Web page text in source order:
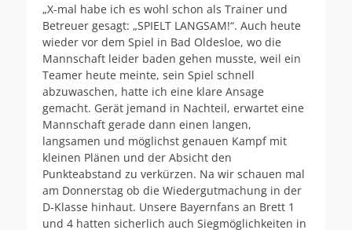
„X-mal habe ich es wohl schon als Trainer und
Betreuer gesagt: „SPIELT LANGSAM!“. Auch heute
wieder vor dem Spiel in Bad Oldesloe, wo die
Mannschaft leider baden gehen musste, weil ein
Teamer heute meinte, sein Spiel schnell
abzuwaschen, hatte ich eine klare Ansage
gemacht. Gerät jemand in Nachteil, erwartet eine
Mannschaft gerade dann einen langen,
langsamen und möglichst genauen Kampf mit
kleinen Plänen und der Absicht den
Punkteabstand zu verkürzen. Na wir schauen mal
am Donnerstag ob die Wiedergutmachung in der
D-Klasse hinhaut. Unsere Bayernfans an Brett 1
und 4 hatten sicherlich auch Siegmöglichkeiten in